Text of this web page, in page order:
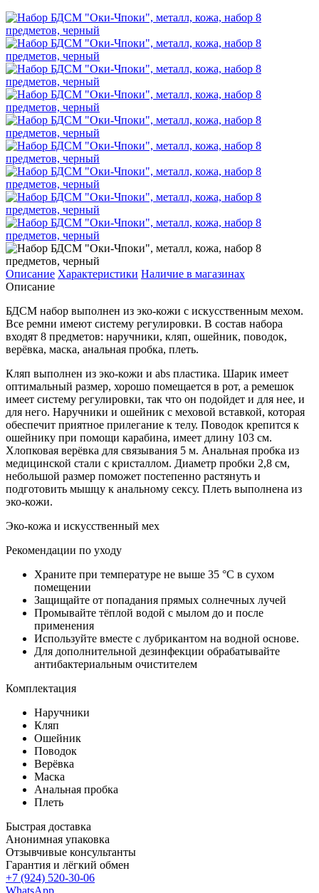
Описание Характеристики Наличие в магазинах
Описание
БДСМ набор выполнен из эко-кожи с искусственным мехом.
Все ремни имеют систему регулировки. В состав набора
входят 8 предметов: наручники, кляп, ошейник, поводок,
верёвка, маска, анальная пробка, плеть.
Кляп выполнен из эко-кожи и abs пластика. Шарик имеет
оптимальный размер, хорошо помещается в рот, а ремешок
имеет систему регулировки, так что он подойдет и для нее, и
для него. Наручники и ошейник с меховой вставкой, которая
обеспечит приятное прилегание к телу. Поводок крепится к
ошейнику при помощи карабина, имеет длину 103 см.
Хлопковая верёвка для связывания 5 м. Анальная пробка из
медицинской стали с кристаллом. Диаметр пробки 2,8 см,
небольшой размер поможет постепенно растянуть и
подготовить мышцу к анальному сексу. Плеть выполнена из
эко-кожи.
Эко-кожа и искусственный мех
Рекомендации по уходу
Храните при температуре не выше 35 °С в сухом
помещении
Защищайте от попадания прямых солнечных лучей
Промывайте тёплой водой с мылом до и после
применения
Используйте вместе с лубрикантом на водной основе.
Для дополнительной дезинфекции обрабатывайте
антибактериальным очистителем
Комплектация
Наручники
Кляп
Ошейник
Поводок
Верёвка
Маска
Анальная пробка
Плеть
Быстрая доставка
Анонимная упаковка
Отзывчивые консультанты
Гарантия и лёгкий обмен
+7 (924) 520-30-06
WhatsApp